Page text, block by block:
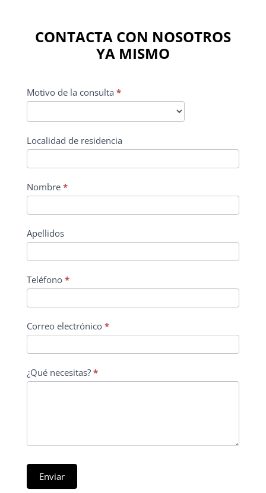
CONTACTA CON NOSOTROS
YA MISMO
CONTACTO
PRINCIPAL
Motivo de la consulta *
Localidad de residencia
Nombre *
Apellidos
Teléfono *
Correo electrónico *
¿Qué necesitas? *
Enviar